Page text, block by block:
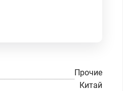
Прочие
Китай